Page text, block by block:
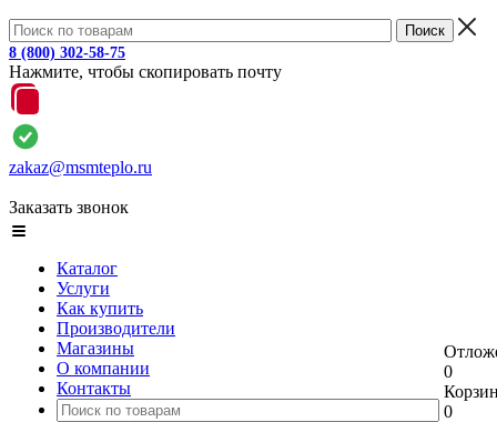
8 (800) 302-58-75
Нажмите, чтобы скопировать почту
zakaz@msmteplo.ru
Заказать звонок
Каталог
Услуги
Как купить
Производители
Магазины
О компании
Контакты
0
0